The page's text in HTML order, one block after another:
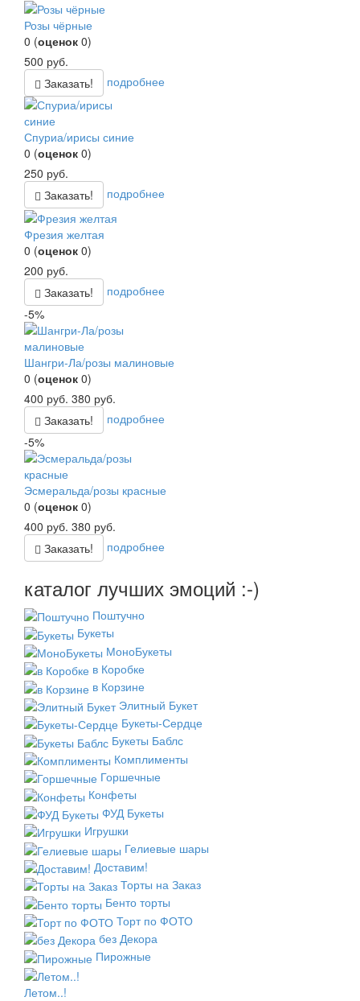
Розы чёрные
0 (оценок 0)
500 руб.
Заказать!
подробнее
Спуриа/ирисы синие
0 (оценок 0)
250 руб.
Заказать!
подробнее
Фрезия желтая
0 (оценок 0)
200 руб.
Заказать!
подробнее
-5%
Шангри-Ла/розы малиновые
0 (оценок 0)
400 руб. 380 руб.
Заказать!
подробнее
-5%
Эсмеральда/розы красные
0 (оценок 0)
400 руб. 380 руб.
Заказать!
подробнее
каталог лучших эмоций :-)
Поштучно
Букеты
МоноБукеты
в Коробке
в Корзине
Элитный Букет
Букеты-Сердце
Букеты Баблс
Комплименты
Горшечные
Конфеты
ФУД Букеты
Игрушки
Гелиевые шары
Доставим!
Торты на Заказ
Бенто торты
Торт по ФОТО
без Декора
Пирожные
Летом..!